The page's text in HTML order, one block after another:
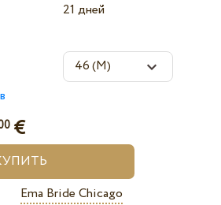
21 дней
€
Ema Bride Chicago